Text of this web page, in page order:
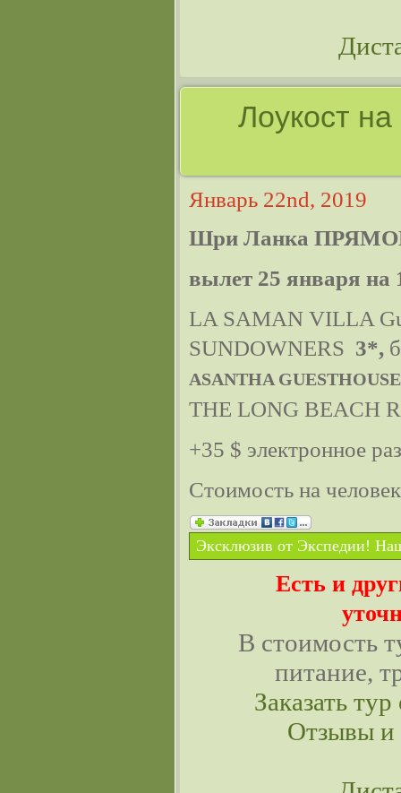
Лоукост
Январь 22nd, 2019
Шри Ланка
вылет 25 января на
LA SAMAN VILLA
SUNDOWNERS 3*,
ASANTHA GUESTHOUSE
THE LONG BEACH
+35 $ электронное
Стоимость на
Эксклюзив от Экспедии!
Есть и
В стоимость
питание,
Заказать
Отзывы и